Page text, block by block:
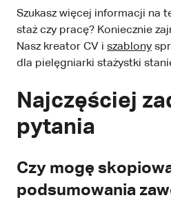
Szukasz więcej informacji na
staż czy pracę? Koniecznie
Nasz kreator CV i szablony
dla pielęgniarki stażystki
Najczęściej
pytania
Czy mogę
podsumowania